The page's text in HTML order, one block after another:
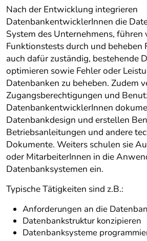
Nach der Entwicklung integrieren
DatenbankentwicklerInnen die
System des Unternehmens, führen
Funktionstests durch und beheben
auch dafür zuständig, bestehende
optimieren sowie Fehler oder
Datenbanken zu beheben. Zudem
Zugangsberechtigungen und
DatenbankentwicklerInnen
Datenbankdesign und erstellen
Betriebsanleitungen und andere
Dokumente. Weiters schulen sie
oder MitarbeiterInnen in die
Datenbanksystemen ein.
Typische Tätigkeiten sind z.B.:
Anforderungen an die
Datenbankstruktur konzipieren
Datenbanksysteme